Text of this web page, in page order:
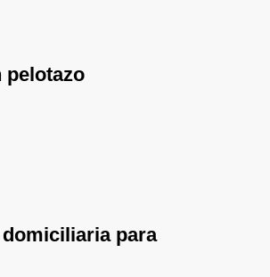
pelotazo
para